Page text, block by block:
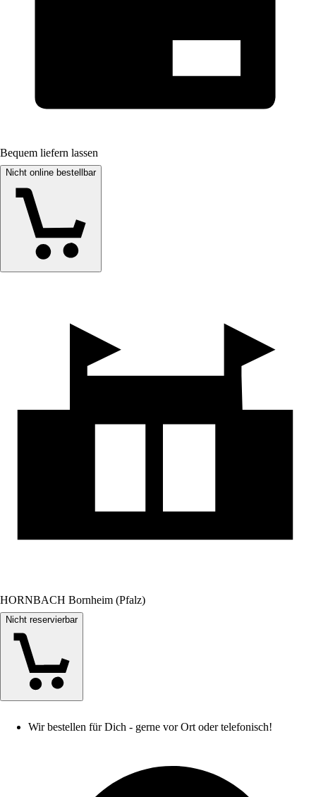
Bequem liefern lassen
Nicht online bestellbar
HORNBACH Bornheim (Pfalz)
Nicht reservierbar
Wir bestellen für Dich - gerne vor Ort oder telefonisch!